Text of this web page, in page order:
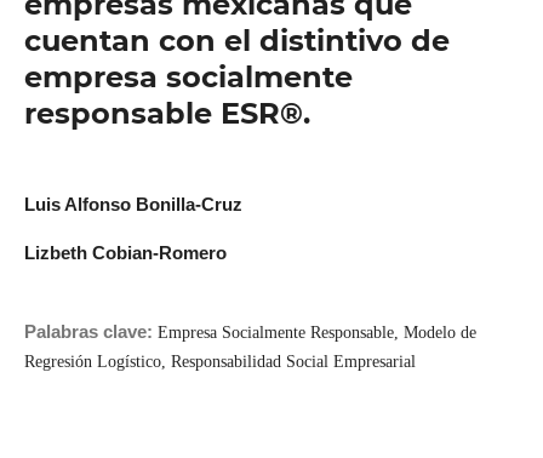
cuentan con el distintivo de
empresa socialmente
responsable ESR®.
Luis Alfonso Bonilla-Cruz
Lizbeth Cobian-Romero
Palabras clave: Empresa Socialmente Responsable, Modelo de
Regresión Logístico, Responsabilidad Social Empresarial